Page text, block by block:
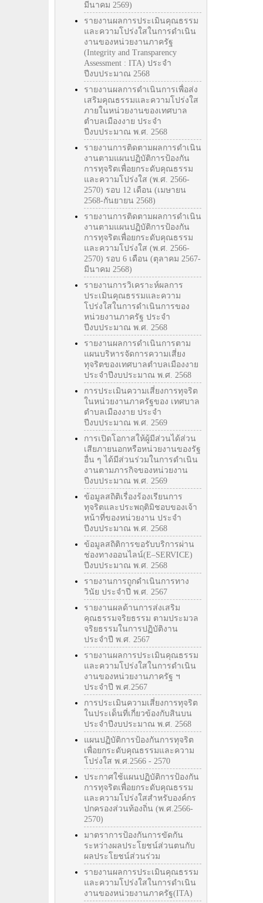
มีนาคม 2569)
รายงานผลการประเมินคุณธรรม
และความโปร่งใสในการดำเนิน
งานของหน่วยงานภาครัฐ
(Integrity and Transparency
Assessment : ITA) ประจำ
ปีงบประมาณ 2568
รายงานผลการดำเนินการเพื่อส่ง
เสริมคุณธรรมและความโปร่งใส
ภายในหน่วยงานของเทศบาล
ตำบลเมืองงาย ประจำ
ปีงบประมาณ พ.ศ. 2568
รายงานการติดตามผลการดำเนิน
งานตามแผนปฏิบัติการป้องกัน
การทุจริตเพื่อยกระดับคุณธรรม
และความโปร่งใส (พ.ศ. 2566-
2570) รอบ 12 เดือน (เมษายน
2568-กันยายน 2568)
รายงานการติดตามผลการดำเนิน
งานตามแผนปฏิบัติการป้องกัน
การทุจริตเพื่อยกระดับคุณธรรม
และความโปร่งใส (พ.ศ. 2566-
2570) รอบ 6 เดือน (ตุลาคม 2567-
มีนาคม 2568)
รายงานการวิเคราะห์ผลการ
ประเมินคุณธรรมและความ
โปร่งใสในการดำเนินการของ
หน่วยงานภาครัฐ ประจำ
ปีงบประมาณ พ.ศ. 2568
รายงานผลการดำเนินการตาม
แผนบริหารจัดการความเสี่ยง
ทุจริตของเทศบาลตำบลเมืองงาย
ประจำปีงบประมาณ พ.ศ. 2568
การประเมินความเสี่ยงการทุจริต
ในหน่วยงานภาครัฐของ เทศบาล
ตำบลเมืองงาย ประจำ
ปีงบประมาณ พ.ศ. 2569
การเปิดโอกาสให้ผู้มีส่วนได้ส่วน
เสียภายนอกหรือหน่วยงานของรัฐ
อื่น ๆ ได้มีส่วนร่วมในการดำเนิน
งานตามภารกิจของหน่วยงาน
ปีงบประมาณ พ.ศ. 2569
ข้อมูลสถิติเรื่องร้องเรียนการ
ทุจริตและประพฤติมิชอบของเจ้า
หน้าที่ของหน่วยงาน ประจำ
ปีงบประมาณ พ.ศ. 2568
ข้อมูลสถิติการขอรับบริการผ่าน
ช่องทางออนไลน์(E–SERVICE)
ปีงบประมาณ พ.ศ. 2568
รายงานการถูกดำเนินการทาง
วินัย ประจำปี พ.ศ. 2567
รายงานผลด้านการส่งเสริม
คุณธรรมจริยธรรม ตามประมวล
จริยธรรมในการปฏิบัติงาน
ประจำปี พ.ศ. 2567
รายงานผลการประเมินคุณธรรม
และความโปร่งใสในการดำเนิน
งานของหน่วยงานภาครัฐ ฯ
ประจำปี พ.ศ.2567
การประเมินความเสี่ยงการทุจริต
ในประเด็นที่เกี่ยวข้องกับสินบน
ประจำปีงบประมาณ พ.ศ. 2568
แผนปฏิบัติการป้องกันการทุจริต
เพื่อยกระดับคุณธรรมและความ
โปร่งใส พ.ศ.2566 - 2570
ประกาศใช้แผนปฏิบัติการป้องกัน
การทุจริตเพื่อยกระดับคุณธรรม
และความโปร่งใสสำหรับองค์กร
ปกครองส่วนท้องถิ่น (พ.ศ.2566-
2570)
มาตราการป้องกันการขัดกัน
ระหว่างผลประโยชน์ส่วนตนกับ
ผลประโยชน์ส่วนร่วม
รายงานผลการประเมินคุณธรรม
และความโปร่งใสในการดำเนิน
งานของหน่วยงานภาครัฐ(ITA)